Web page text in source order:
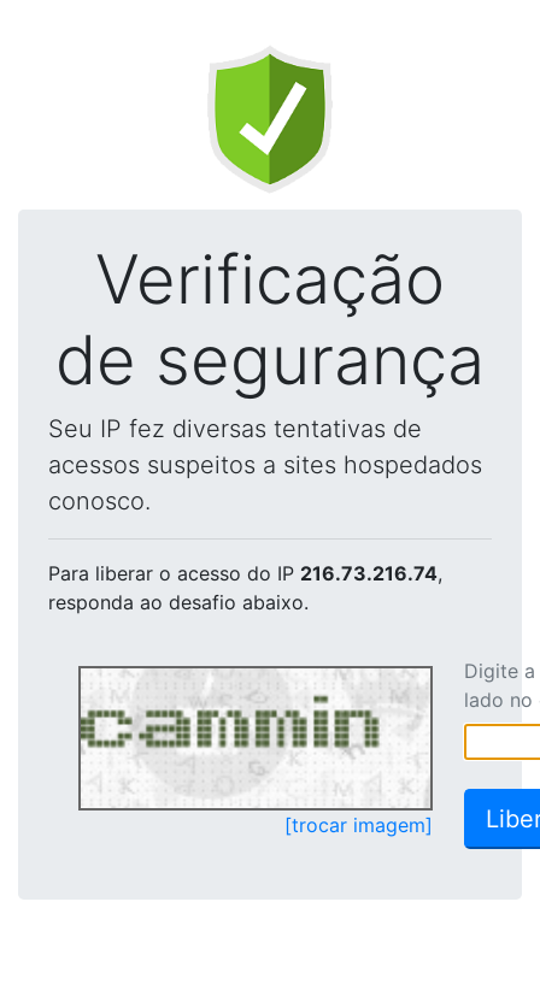
Verificação
de segurança
Seu IP fez diversas tentativas de
acessos suspeitos a sites hospedados
conosco.
Para liberar o acesso do IP 216.73.216.74,
responda ao desafio abaixo.
[trocar imagem]
Digite
lado no